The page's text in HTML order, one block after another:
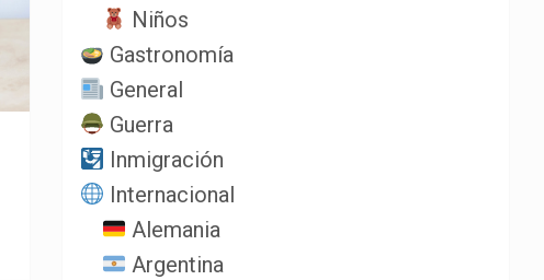
Niños
Gastronomía
General
Guerra
Inmigración
Internacional
Alemania
Argentina